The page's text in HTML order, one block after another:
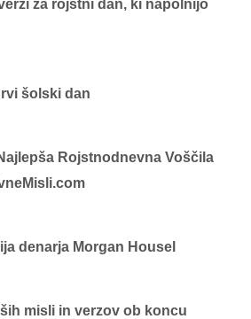
za rojstni dan, ki napolnijo
šolski dan
Rojstnodnevna Voščila
denarja Morgan Housel
misli in verzov ob koncu